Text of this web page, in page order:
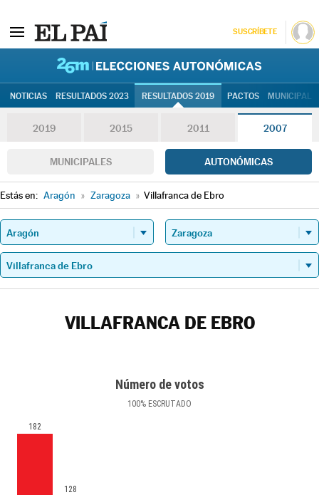
SUSCRÍBETE
NOTICIAS RESULTADOS 2023 RESULTADOS 2019 PACTOS
2019 2015 2011 2007
MUNICIPALES AUTONÓMICAS
Estás en: Aragón » Zaragoza » Villafranca de Ebro
VILLAFRANCA DE EBRO
Número de votos
100% ESCRUTADO
182
128